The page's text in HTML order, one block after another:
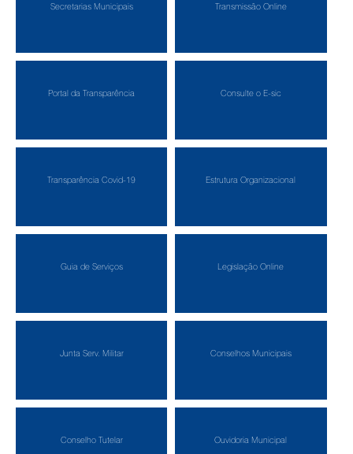
Secretarias Municipais Transmissão Online
Portal da Transparência Consulte o E-sic
Transparência Covid-19 Estrutura Organizacional
Guia de Serviços Legislação Online
Junta Serv. Militar Conselhos Municipais
Conselho Tutelar Ouvidoria Municipal